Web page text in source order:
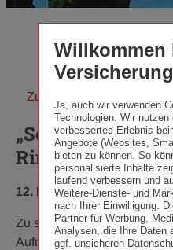
Zurück zur Übersicht
Ringturm
Veröffentlichungsdatum:
12. Mai 2015·Kategorie:
Zu seinem 60-jährigen
Aufmerksamkeit der
Willkommen
Ja, auch wir verwenden
Technologien. Wir
verbessertes Erlebnis
Angebote (Websites,
bieten zu können. So
personalisierte Inhalte
laufend verbessern und
Weitere-Dienste- und
nach Ihrer Einwilligung.
Partner für Werbung,
Analysen, die Ihre Daten
ggf. unsicheren